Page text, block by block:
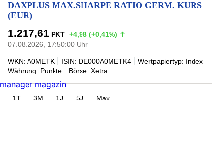
DAXPLUS MAX.SHARPE RATIO GERM. KURS
(EUR)
1.217,61 PKT +4,98 (+0,41%)
07.08.2026, 17:50:00 Uhr
WKN: A0METK ISIN: DE000A0METK4
Wertpapiertyp: Index
Währung: Punkte
Börse: Xetra
1T 3M 1J 5J Max
manager magazin